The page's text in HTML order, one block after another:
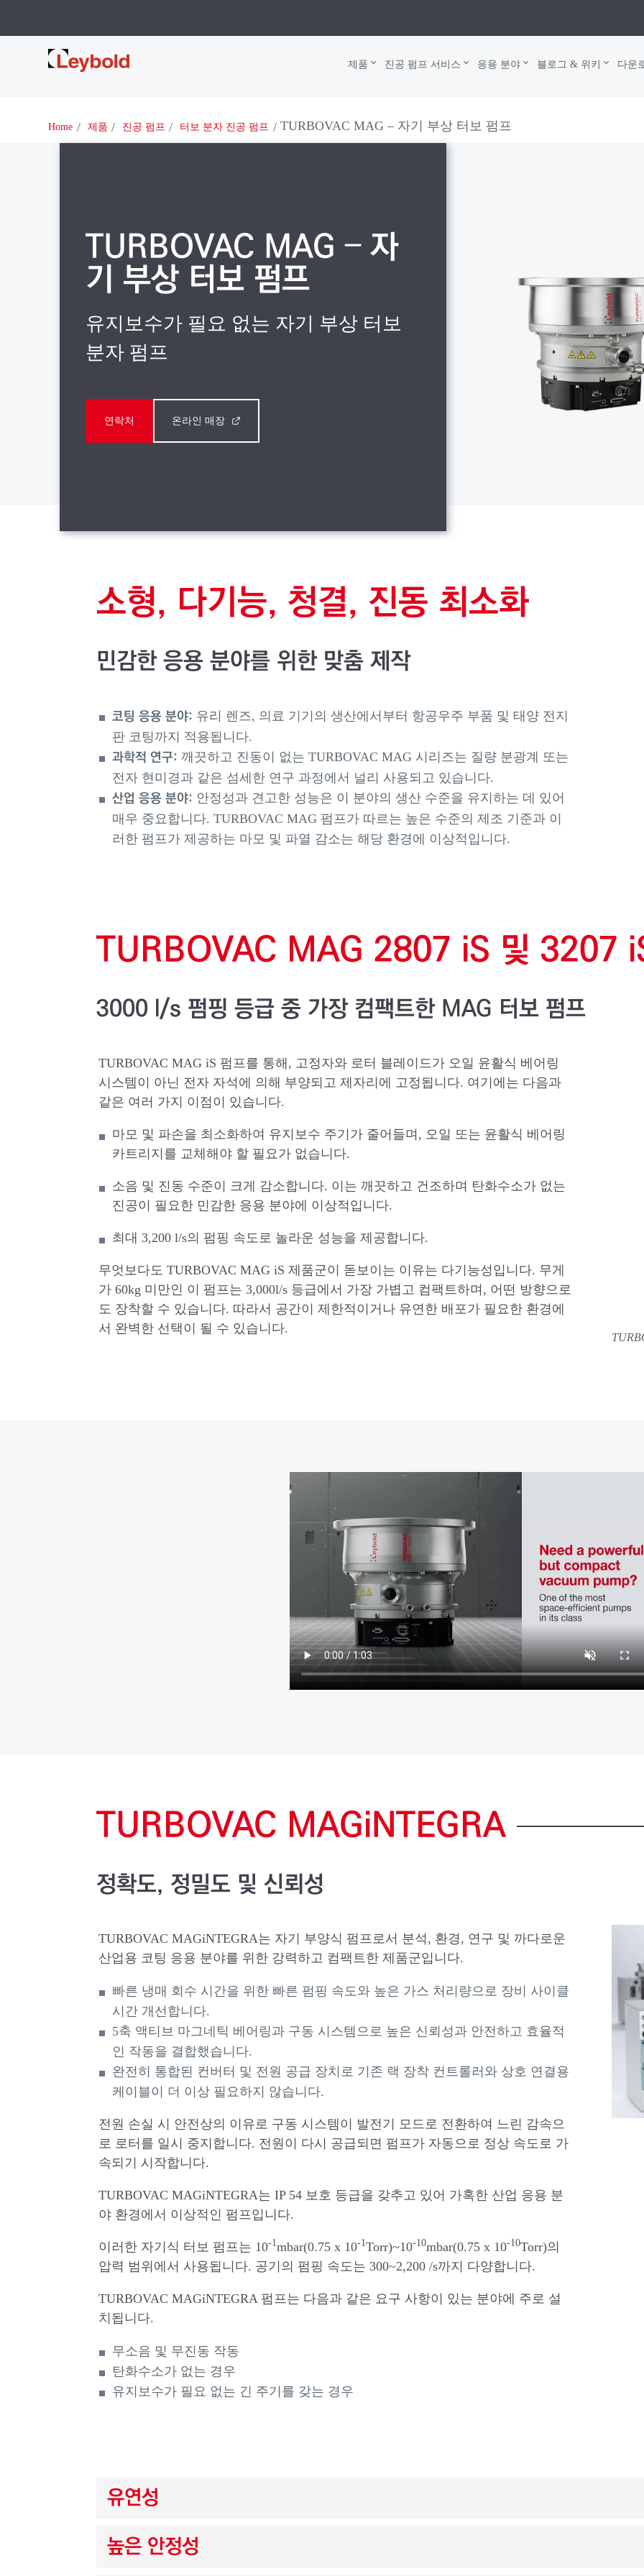
Leybold
제품 진공 펌프 서비스 응용 분야 블로그 & 위키 다운
Home 제품 진공 펌프 터보 분자 진공 펌프 TURBOVAC MAG – 자기 부상 터보 펌프
TURBOVAC MAG – 자
기 부상 터보 펌프
유지보수가 필요 없는 자기 부상 터보
분자 펌프
연락처 온라인 매장
소형, 다기능, 청결, 진동 최소화
민감한 응용 분야를 위한 맞춤 제작
코팅 응용 분야: 유리 렌즈, 의료 기기의 생산에서부터 항공우주 부품 및 태양 전지
판 코팅까지 적용됩니다.
과학적 연구: 깨끗하고 진동이 없는 TURBOVAC MAG 시리즈는 질량 분광계 또는
전자 현미경과 같은 섬세한 연구 과정에서 널리 사용되고 있습니다.
산업 응용 분야: 안정성과 견고한 성능은 이 분야의 생산 수준을 유지하는 데 있어
매우 중요합니다. TURBOVAC MAG 펌프가 따르는 높은 수준의 제조 기준과 이
러한 펌프가 제공하는 마모 및 파열 감소는 해당 환경에 이상적입니다.
TURBOVAC MAG 2807 iS 및 3207
3000 l/s 펌핑 등급 중 가장 컴팩트한 MAG 터보 펌프
TURBOVAC MAG iS 펌프를 통해, 고정자와 로터 블레이드가 오일 윤활식 베어링
시스템이 아닌 전자 자석에 의해 부양되고 제자리에 고정됩니다. 여기에는 다음과
같은 여러 가지 이점이 있습니다.
마모 및 파손을 최소화하여 유지보수 주기가 줄어들며, 오일 또는 윤활식 베어링
카트리지를 교체해야 할 필요가 없습니다.
소음 및 진동 수준이 크게 감소합니다. 이는 깨끗하고 건조하며 탄화수소가 없는
진공이 필요한 민감한 응용 분야에 이상적입니다.
최대 3,200 l/s의 펌핑 속도로 놀라운 성능을 제공합니다.
무엇보다도 TURBOVAC MAG iS 제품군이 돋보이는 이유는 다기능성입니다. 무게
가 60kg 미만인 이 펌프는 3,000l/s 등급에서 가장 가볍고 컴팩트하며, 어떤 방향으로
도 장착할 수 있습니다. 따라서 공간이 제한적이거나 유연한 배포가 필요한 환경에
서 완벽한 선택이 될 수 있습니다.
TURBOVAC MAGiNTEGRA
정확도, 정밀도 및 신뢰성
TURBOVAC MAGiNTEGRA는 자기 부양식 펌프로서 분석, 환경, 연구 및 까다로운
산업용 코팅 응용 분야를 위한 강력하고 컴팩트한 제품군입니다.
빠른 냉매 회수 시간을 위한 빠른 펌핑 속도와 높은 가스 처리량으로 장비 사이클
시간 개선합니다.
5축 액티브 마그네틱 베어링과 구동 시스템으로 높은 신뢰성과 안전하고 효율적
인 작동을 결합했습니다.
완전히 통합된 컨버터 및 전원 공급 장치로 기존 랙 장착 컨트롤러와 상호 연결용
케이블이 더 이상 필요하지 않습니다.
전원 손실 시 안전상의 이유로 구동 시스템이 발전기 모드로 전환하여 느린 감속으
로 로터를 일시 중지합니다. 전원이 다시 공급되면 펌프가 자동으로 정상 속도로 가
속되기 시작합니다.
TURBOVAC MAGiNTEGRA는 IP 54 보호 등급을 갖추고 있어 가혹한 산업 응용 분
야 환경에서 이상적인 펌프입니다.
이러한 자기식 터보 펌프는 10-1 mbar(0.75 x 10-1Torr)~10-10mbar(0.75 x 10-10Torr)의
압력 범위에서 사용됩니다. 공기의 펌핑 속도는 300~2,200 /s까지 다양합니다.
TURBOVAC MAGiNTEGRA 펌프는 다음과 같은 요구 사항이 있는 분야에 주로 설
치됩니다.
무소음 및 무진동 작동
탄화수소가 없는 경우
유지보수가 필요 없는 긴 주기를 갖는 경우
유연성
높은 안정성